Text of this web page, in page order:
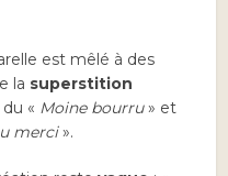
est mêlé à des
la superstition
« Moine bourru» et
merci».